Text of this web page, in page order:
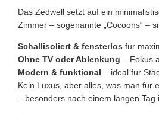
Das Zedwell setzt auf ein
Zimmer – sogenannte „Cocoons“ –
Schallisoliert & fensterlos für
Ohne TV oder Ablenkung – Fokus
Modern & funktional – ideal für
Kein Luxus, aber alles, was man für
– besonders nach einem langen Tag